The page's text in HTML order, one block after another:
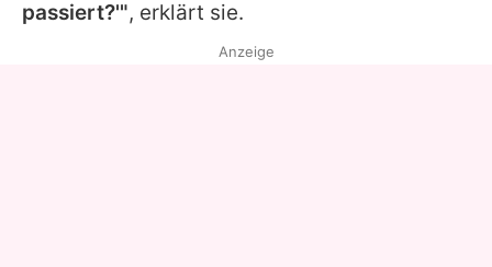
passiert?'", erklärt sie.
Anzeige